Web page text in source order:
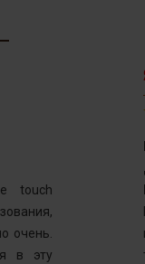
touch
очень.
в эту